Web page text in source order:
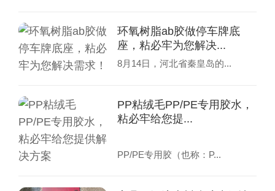
环氧树脂ab胶做停车牌底
座，粘必牢为您解决...
8月14日，河北省秦皇岛的...
PP粘绒毛PP/PE专用胶水，
粘必牢给您提...
PP/PE专用胶（也称：P...